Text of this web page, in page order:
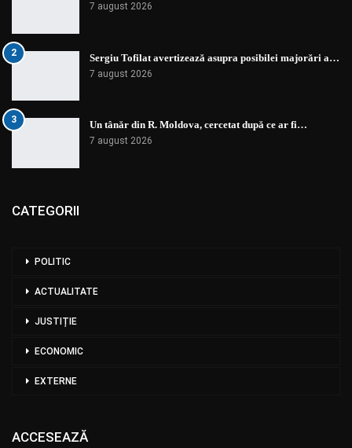
7 august 2026
2 Sergiu Tofilat avertizează asupra posibilei majorări a…
7 august 2026
3 Un tânăr din R. Moldova, cercetat după ce ar fi…
7 august 2026
CATEGORII
POLITIC
ACTUALITATE
JUSTIȚIE
ECONOMIC
EXTERNE
ACCESEAZĂ